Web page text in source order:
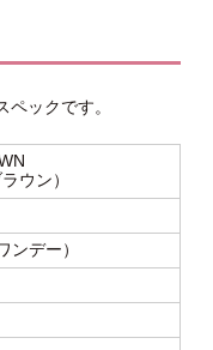
ックです。
ウン）
ンデー）